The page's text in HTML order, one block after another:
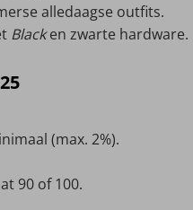
alledaagse outfits.
Blacken zwarte hardware.
(max. 2%).
90 of 100.